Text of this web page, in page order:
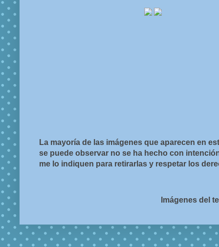
La mayoría de las imágenes que aparecen en
se puede observar no se ha hecho con
me lo indiquen para retirarlas y respetar los
Imágenes del